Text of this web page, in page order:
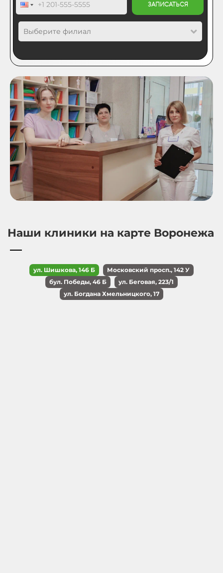
ЗАПИСАТЬСЯ
Выберите филиал
Наши клиники на карте Воронежа
ул. Шишкова, 146 Б
Московский просп., 142 У
бул. Победы, 46 Б
ул. Беговая, 223/1
ул. Богдана Хмельницкого, 17